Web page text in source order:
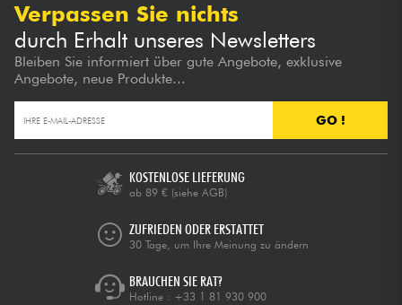
Verpassen Sie nichts
durch Erhalt unseres Newsletters
Bleiben Sie informiert über gute Angebote, exklusive
Angebote, neue Produkte...
GO !
KOSTENLOSE LIEFERUNG
ab 89 € (siehe AGB)
ZUFRIEDEN ODER ERSTATTET
30 Tage, um Ihre Meinung zu ändern
BRAUCHEN SIE RAT?
Hotline : +33 1 81 930 900